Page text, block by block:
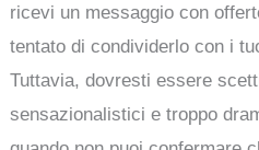
ricevi un messaggio con
tentato di condividerlo con i
Tuttavia, dovresti essere
sensazionalistici e troppo